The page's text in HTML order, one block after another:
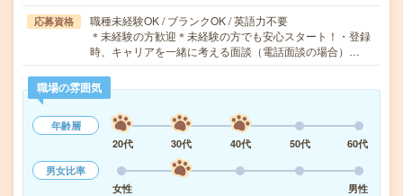
応募資格
職種未経験OK / ブランクOK / 英語力不要
＊未経験の方歓迎＊未経験の方でも安心スタート！・登録
時、キャリアを一緒に考える面談（電話面談の場合）…
職場の雰囲気
年齢層
20代
30代 40代 50代
60代
男女比率
女性
男性